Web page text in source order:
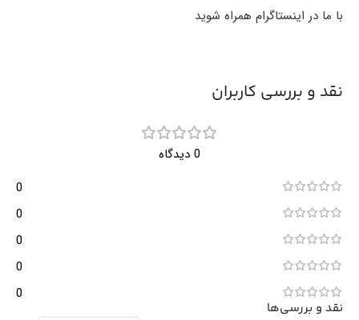
با ما در اینستاگرام همراه شوید
نقد و بررسی کاربران
0 دیدگاه
0
0
0
0
0
نقد و بررسی‌ها